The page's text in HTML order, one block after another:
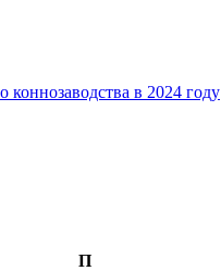
в 2024 году
П